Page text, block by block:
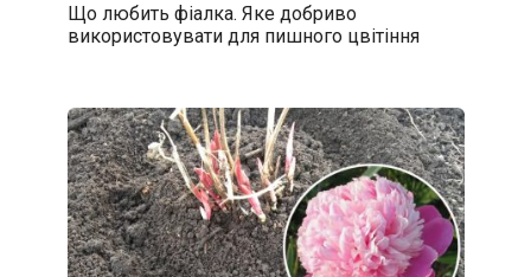
Що любить фіалка. Яке добриво
використовувати для пишного цвітіння